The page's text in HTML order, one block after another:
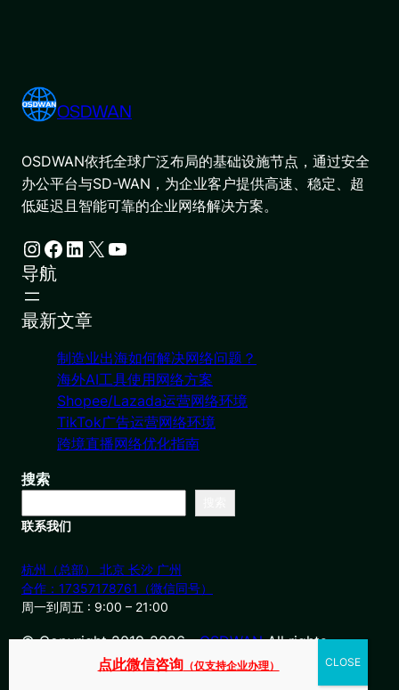
OSDWAN
OSDWAN依托全球广泛布局的基础设施节点，通过安全
办公平台与SD-WAN，为企业客户提供高速、稳定、超
低延迟且智能可靠的企业网络解决方案。
Instagram Facebook LinkedIn X YouTube
导航
最新文章
制造业出海如何解决网络问题？
海外AI工具使用网络方案
Shopee/Lazada运营网络环境
TikTok广告运营网络环境
跨境直播网络优化指南
搜索
联系我们
杭州（总部） 北京 长沙 广州
合作：17357178761（微信同号）
周一到周五 : 9:00 – 21:00
© Copyright 2019-2026・OSDWANAll rights
点此微信咨询 （仅支持企业办理）